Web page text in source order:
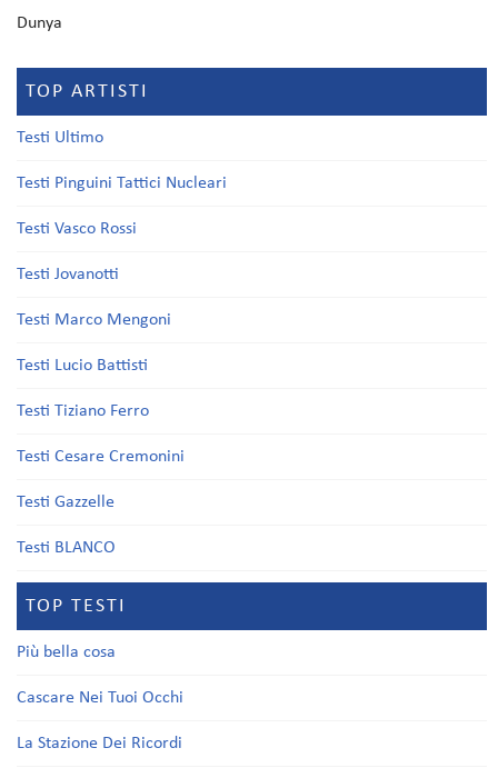
Dunya
TOP ARTISTI
Testi Ultimo
Testi Pinguini Tattici Nucleari
Testi Vasco Rossi
Testi Jovanotti
Testi Marco Mengoni
Testi Lucio Battisti
Testi Tiziano Ferro
Testi Cesare Cremonini
Testi Gazzelle
Testi BLANCO
TOP TESTI
Più bella cosa
Cascare Nei Tuoi Occhi
La Stazione Dei Ricordi